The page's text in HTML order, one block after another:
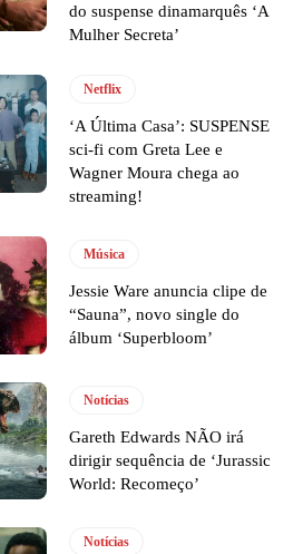
do suspense dinamarquês ‘A
Mulher Secreta’
Netflix
‘A Última Casa’: SUSPENSE
sci-fi com Greta Lee e
Wagner Moura chega ao
streaming!
Música
Jessie Ware anuncia clipe de
“Sauna”, novo single do
álbum ‘Superbloom’
Notícias
Gareth Edwards NÃO irá
dirigir sequência de ‘Jurassic
World: Recomeço’
Notícias